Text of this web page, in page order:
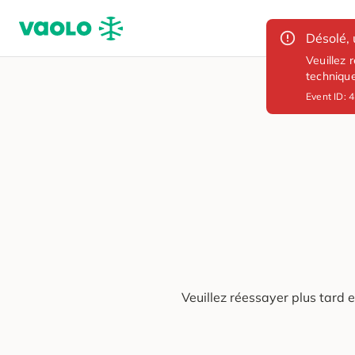
Désolé,
Veuillez
Event ID:
Veuillez réessayer plus tard